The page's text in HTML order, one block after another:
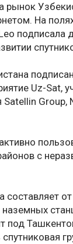
рынок
На
подписала
Uz-Sat,
Group,
с
составляет
под